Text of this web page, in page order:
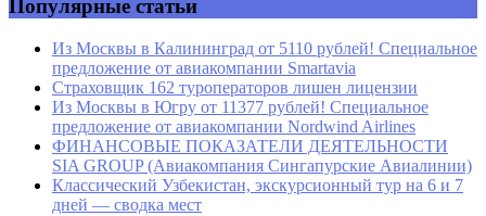
Популярные статьи
Из Москвы в Калининград от 5110 рублей! Специальное
предложение от авиакомпании Smartavia
Страховщик 162 туроператоров лишен лицензии
Из Москвы в Югру от 11377 рублей! Специальное
предложение от авиакомпании Nordwind Airlines
ФИНАНСОВЫЕ ПОКАЗАТЕЛИ ДЕЯТЕЛЬНОСТИ
SIA GROUP (Авиакомпания Сингапурские Авиалинии)
Классический Узбекистан, экскурсионный тур на 6 и 7
дней — сводка мест